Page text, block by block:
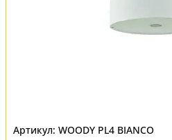
WOODY PL4 BIANCO